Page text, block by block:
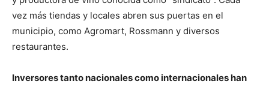
vez más tiendas y locales abren sus puertas en el
municipio, como Agromart, Rossmann y diversos
restaurantes.
Inversores tanto nacionales como internacionales han